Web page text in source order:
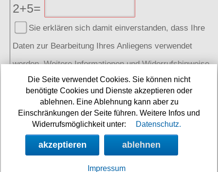
2+5=
Sie erklären sich damit einverstanden, dass Ihre
Daten zur Bearbeitung Ihres Anliegens verwendet
werden. Weitere Informationen und Widerrufshinweise
finden Sie in derDatenschutzerklärung
absenden
SOCIAL MEDIA
Die Seite verwendet Cookies. Sie können nicht
benötigte Cookies und Dienste akzeptieren oder
ablehnen. Eine Ablehnung kann aber zu
Einschränkungen der Seite führen. Weitere Infos und
Widerrufsmöglichkeit unter:
Datenschutz.
akzeptieren ablehnen
Impressum